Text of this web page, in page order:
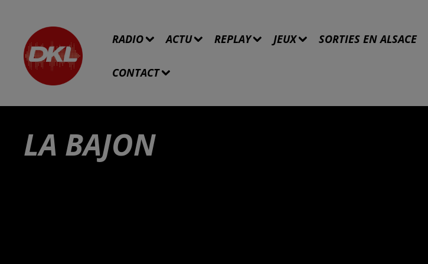
RADIO ACTU REPLAY JEUX SORTIES EN ALSACE
CONTACT
LA BAJON